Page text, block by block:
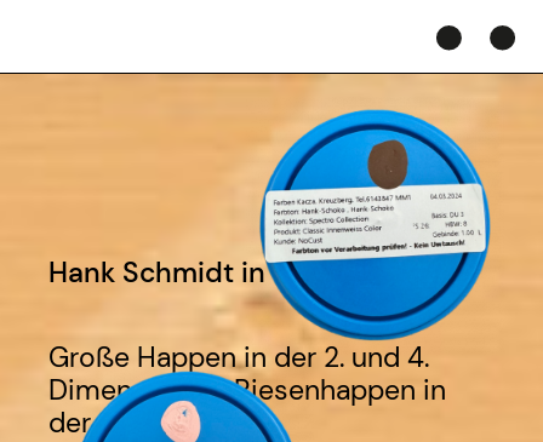
Hank Schmidt in der Beek
Große Happen in der 2. und 4.
Dimension im Riesenhappen in
der 3. Dimension